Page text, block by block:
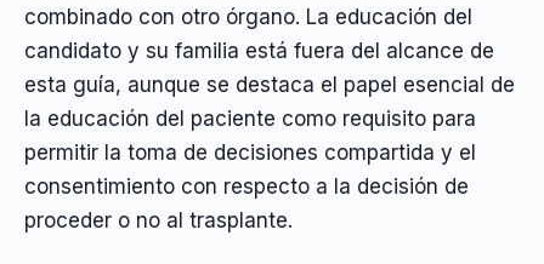
combinado con otro órgano. La educación del
candidato y su familia está fuera del alcance de
esta guía, aunque se destaca el papel esencial de
la educación del paciente como requisito para
permitir la toma de decisiones compartida y el
consentimiento con respecto a la decisión de
proceder o no al trasplante.